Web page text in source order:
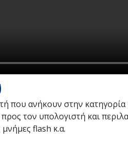
που ανήκουν στην
τον υπολογιστή και
μνήμες flash κ.α.